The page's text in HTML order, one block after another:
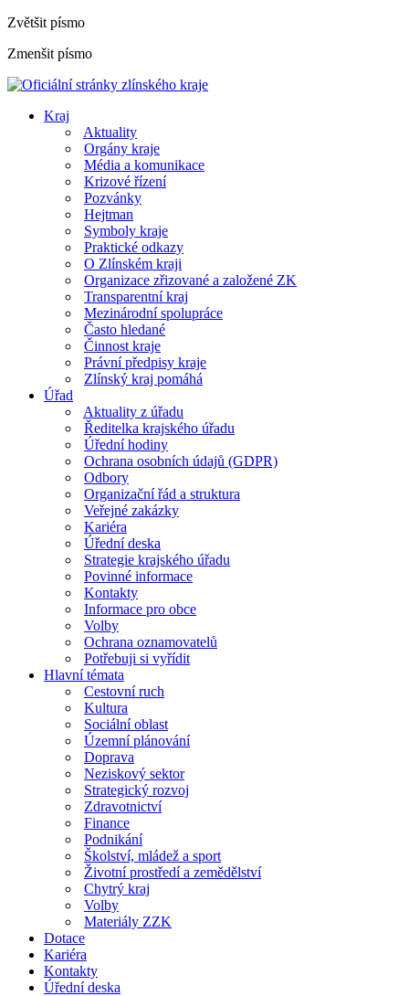
Zvětšit písmo
Zmenšit písmo
Kraj
Aktuality
Orgány kraje
Média a komunikace
Krizové řízení
Pozvánky
Hejtman
Symboly kraje
Praktické odkazy
O Zlínském kraji
Organizace zřizované a založené ZK
Transparentní kraj
Mezinárodní spolupráce
Často hledané
Činnost kraje
Právní předpisy kraje
Zlínský kraj pomáhá
Úřad
Aktuality z úřadu
Ředitelka krajského úřadu
Úřední hodiny
Ochrana osobních údajů (GDPR)
Odbory
Organizační řád a struktura
Veřejné zakázky
Kariéra
Úřední deska
Strategie krajského úřadu
Povinné informace
Kontakty
Informace pro obce
Volby
Ochrana oznamovatelů
Potřebuji si vyřídit
Hlavní témata
Cestovní ruch
Kultura
Sociální oblast
Územní plánování
Doprava
Neziskový sektor
Strategický rozvoj
Zdravotnictví
Finance
Podnikání
Školství, mládež a sport
Životní prostředí a zemědělství
Chytrý kraj
Volby
Materiály ZZK
Dotace
Kariéra
Kontakty
Úřední deska